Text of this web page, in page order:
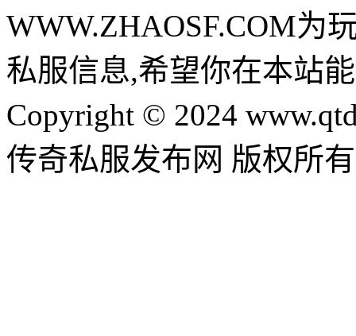
WWW.ZHAOSF.COM为
私服信息,希望你在本站
Copyright © 2024
传奇私服发布网 版权所有